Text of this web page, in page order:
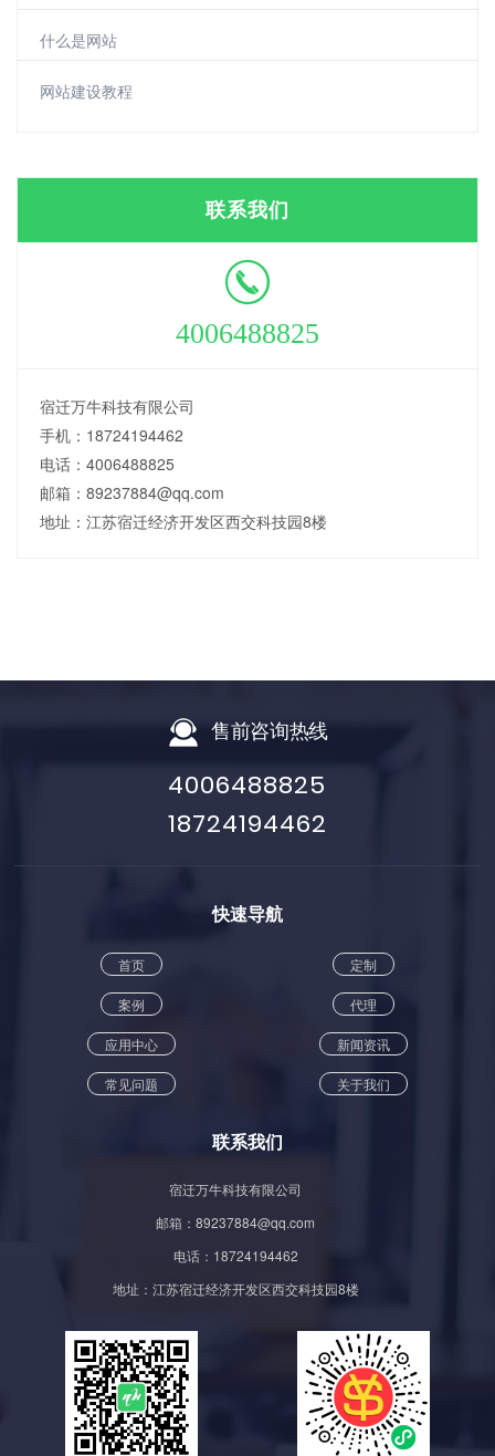
什么是网站
网站建设教程
联系我们
4006488825
宿迁万牛科技有限公司
手机：18724194462
电话：4006488825
邮箱：89237884@qq.com
地址：江苏宿迁经济开发区西交科技园8楼
售前咨询热线
4006488825
18724194462
快速导航
首页 定制
案例 代理
应用中心 新闻资讯
常见问题 关于我们
联系我们
宿迁万牛科技有限公司
邮箱：89237884@qq.com
电话：18724194462
地址：江苏宿迁经济开发区西交科技园8楼